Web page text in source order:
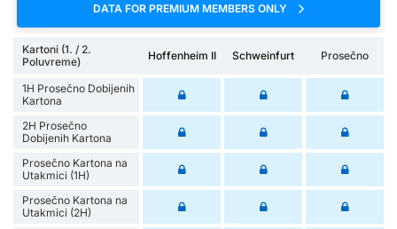
DATA FOR PREMIUM MEMBERS ONLY
Kartoni (1. / 2.
Poluvreme)
Hoffenheim II Schweinfurt Prosečno
1H Prosečno Dobijenih
Kartona
2H Prosečno
Dobijenih Kartona
Prosečno Kartona na
Utakmici (1H)
Prosečno Kartona na
Utakmici (2H)